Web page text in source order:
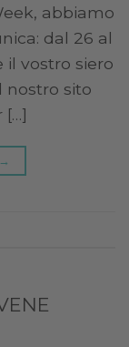
abbiamo
dal 26 al
vostro siero
nostro sito
[…]
→